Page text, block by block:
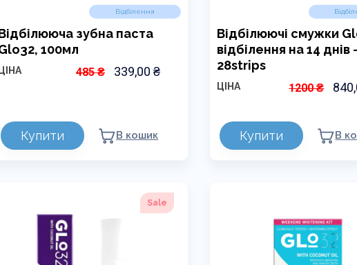
зубна паста
100мл
Відбілення
ЦІНА 485 ₴
ОРИГІНАЛЬНА
339,00 ₴ПОТОЧНА
Купити В кошик
Відбілюючі смужки
відбілення на 14 днів
28strips
ЦІНА 1200 ₴
Купити В
Sale